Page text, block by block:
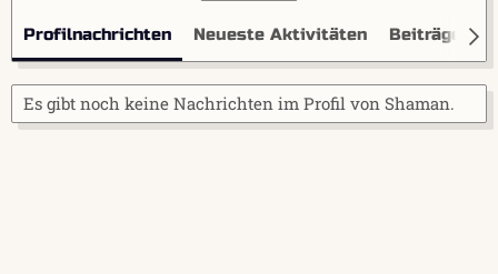
Profilnachrichten Neueste Aktivitäten Beiträge
Es gibt noch keine Nachrichten im Profil von Shaman.